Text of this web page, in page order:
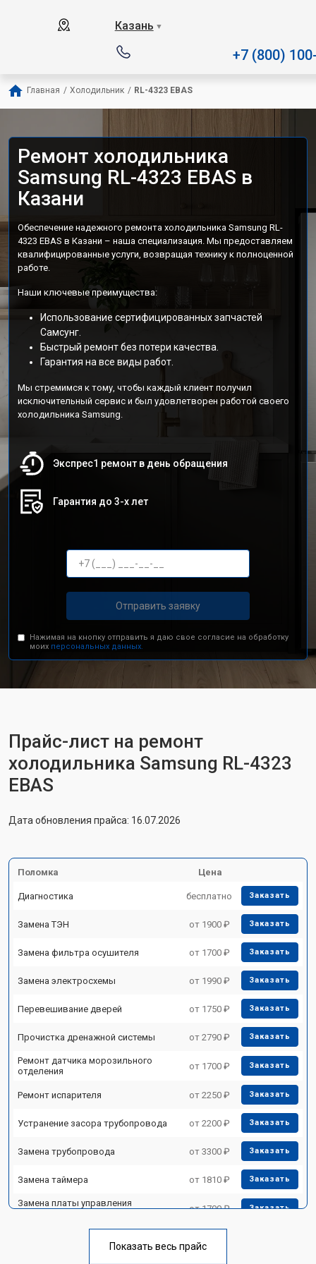
Казань ▼
+7 (800)
Главная / Холодильник / RL-4323 EBAS
Ремонт холодильника
Samsung RL-4323 EBAS в
Казани
Обеспечение надежного ремонта холодильника Samsung RL-
4323 EBAS в Казани – наша специализация. Мы предоставляем
квалифицированные услуги, возвращая технику к полноценной
работе.
Наши ключевые преимущества:
Использование сертифицированных запчастей
Самсунг.
Быстрый ремонт без потери качества.
Гарантия на все виды работ.
Мы стремимся к тому, чтобы каждый клиент получил
исключительный сервис и был удовлетворен работой своего
холодильника Samsung.
Экспрес1 ремонт в день обращения
Гарантия до 3-х лет
Отправить заявку
Нажимая на кнопку отправить я даю свое согласие на обработку
моих персональных данных.
Прайс-лист на ремонт
холодильника Samsung RL-4323
EBAS
Дата обновления прайса: 16.07.2026
Поломка Цена
Диагностика бесплатно Заказать
Замена ТЭН от 1900 ₽ Заказать
Замена фильтра осушителя от 1700 ₽ Заказать
Замена электросхемы от 1990 ₽ Заказать
Перевешивание дверей от 1750 ₽ Заказать
Прочистка дренажной системы от 2790 ₽ Заказать
Ремонт датчика морозильного
отделения
от 1700 ₽ Заказать
Ремонт испарителя от 2250 ₽ Заказать
Устранение засора трубопровода от 2200 ₽ Заказать
Замена трубопровода от 3300 ₽ Заказать
Замена таймера от 1810 ₽ Заказать
Замена платы управления
от 1700 ₽ Заказать
Ремонт/замена датчика
Показать весь прайс